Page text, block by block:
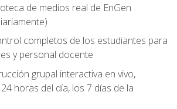
de medios real de EnGen
completos de los estudiantes para
y personal docente
grupal interactiva en vivo,
horas del día, los 7 días de la